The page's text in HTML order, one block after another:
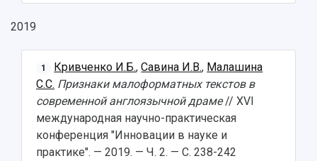
2019
1 Кривченко И.Б.,Савина И.В., Малашина
С.С. Признаки малоформатных текстов в
современной англоязычной драме// XVI
международная научно-практическая
конференция "Инновации в науке и
практике". — 2019. — Ч. 2. — С. 238-242